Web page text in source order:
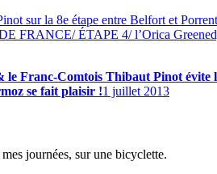
sur la 8e étape entre Belfort et
FRANCE/ ÉTAPE 4/ l’Orica
Franc-Comtois Thibaut Pinot évite
se fait plaisir !1 juillet 2013
journées, sur une bicyclette.